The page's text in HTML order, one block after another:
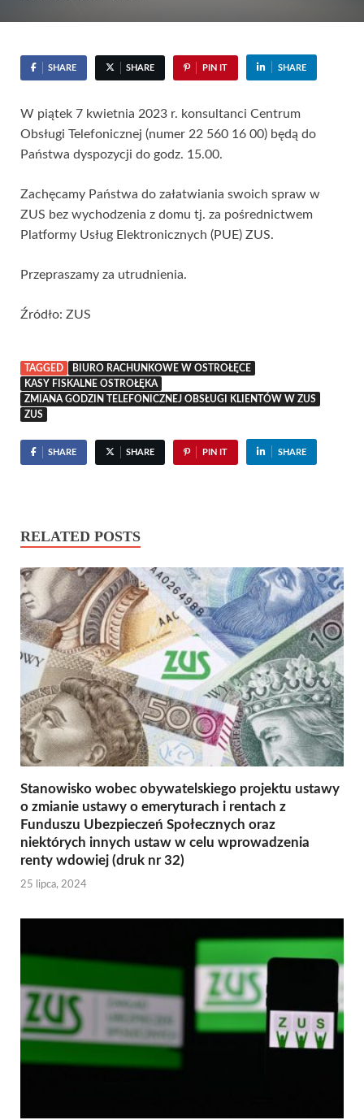
SHARE SHARE PIN IT SHARE
W piątek 7 kwietnia 2023 r. konsultanci Centrum
Obsługi Telefonicznej (numer 22 560 16 00) będą do
Państwa dyspozycji do godz. 15.00.
Zachęcamy Państwa do załatwiania swoich spraw w
ZUS bez wychodzenia z domu tj. za pośrednictwem
Platformy Usług Elektronicznych (PUE) ZUS.
Przepraszamy za utrudnienia.
Źródło: ZUS
TAGGED
BIURO RACHUNKOWE W OSTROŁĘCE
KASY FISKALNE OSTROŁĘKA
ZMIANA GODZIN TELEFONICZNEJ OBSŁUGI KLIENTÓW W ZUS
ZUS
SHARE SHARE PIN IT SHARE
RELATED POSTS
Stanowisko wobec obywatelskiego projektu ustawy
o zmianie ustawy o emeryturach i rentach z
Funduszu Ubezpieczeń Społecznych oraz
niektórych innych ustaw w celu wprowadzenia
renty wdowiej (druk nr 32)
25 lipca, 2024